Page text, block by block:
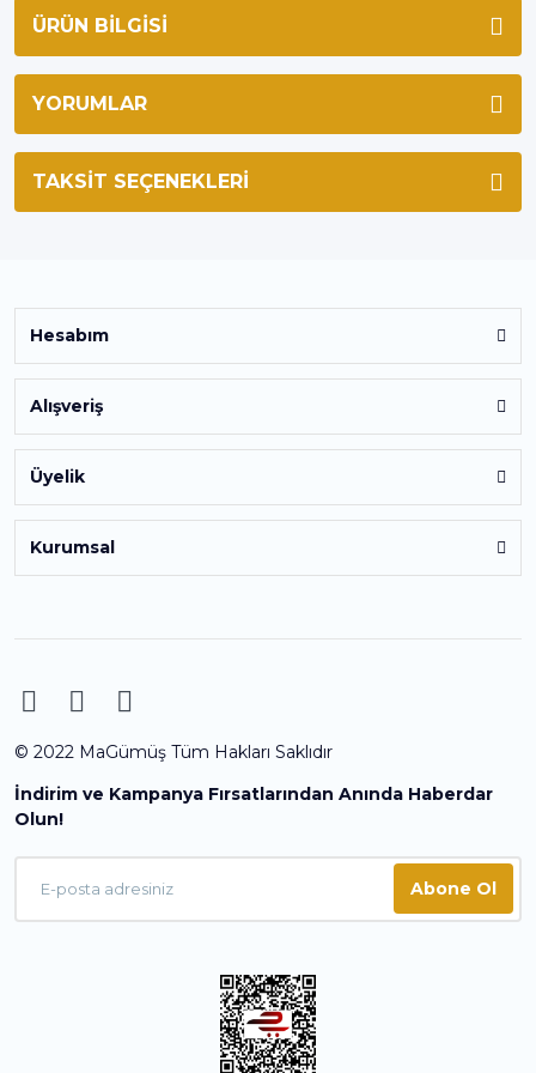
ÜRÜN BILGISI
YORUMLAR
TAKSIT SEÇENEKLERI
Hesabım
Alışveriş
Üyelik
Kurumsal
© 2022 MaGümüş Tüm Hakları Saklıdır
İndirim ve Kampanya Fırsatlarından Anında Haberdar
Olun!
Abone Ol